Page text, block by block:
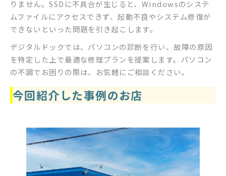
りません。SSDに不具合が生じると、Windowsのシステ
ムファイルにアクセスできず、起動不良やシステム修復が
できないといった問題を引き起こします。
デジタルドックでは、パソコンの診断を行い、故障の原因
を特定した上で最適な修理プランを提案します。パソコン
の不調でお困りの際は、お気軽にご相談ください。
今回紹介した事例のお店